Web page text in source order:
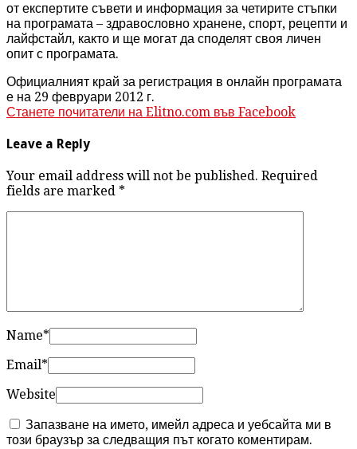
от експертите съвети и информация за четирите стъпки
на програмата – здравословно хранене, спорт, рецепти и
лайфстайл, както и ще могат да споделят своя личен
опит с програмата.
Официалният край за регистрация в онлайн програмата
е на 29 февруари 2012 г.
Станете почитатели на Elitno.com във Facebook
Leave a Reply
Your email address will not be published. Required
fields are marked *
Name*
Email*
Website
Запазване на името, имейл адреса и уебсайта ми в
този браузър за следващия път когато коментирам.